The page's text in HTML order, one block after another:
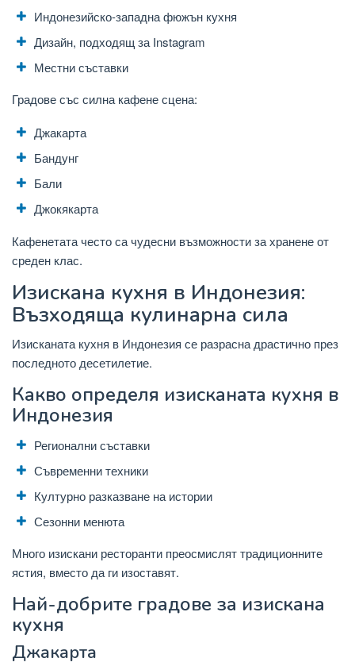
Индонезийско-западна фюжън кухня
Дизайн, подходящ за Instagram
Местни съставки
Градове със силна кафене сцена:
Джакарта
Бандунг
Бали
Джокякарта
Кафенетата често са чудесни възможности за хранене от
среден клас.
Изискана кухня в Индонезия:
Възходяща кулинарна сила
Изисканата кухня в Индонезия се разрасна драстично през
последното десетилетие.
Какво определя изисканата кухня в
Индонезия
Регионални съставки
Съвременни техники
Културно разказване на истории
Сезонни менюта
Много изискани ресторанти преосмислят традиционните
ястия, вместо да ги изоставят.
Най-добрите градове за изискана
кухня
Джакарта